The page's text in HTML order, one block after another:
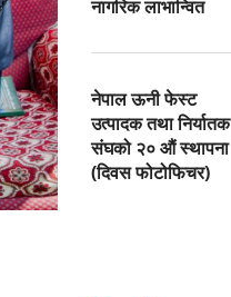
नागरिक लाभान्वित
नेपाल ऊनी फेस्ट
उत्पादक तथा निर्यातक
संघको २० औं स्थापना
(दिवस फोटोफिचर)